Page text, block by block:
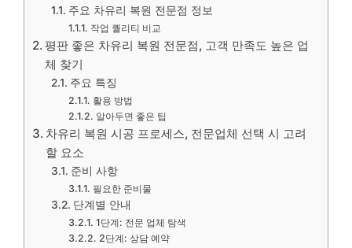
주요 차유리 복원 전문점 정보
작업 퀄리티 비교
평판 좋은 차유리 복원 전문점, 고객 만족도 높은 업
체 찾기
주요 특징
활용 방법
알아두면 좋은 팁
차유리 복원 시공 프로세스, 전문업체 선택 시 고려
할 요소
준비 사항
필요한 준비물
단계별 안내
1단계: 전문 업체 탐색
2단계: 상담 예약